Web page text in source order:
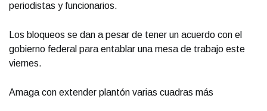
periodistas y funcionarios.
Los bloqueos se dan a pesar de tener un acuerdo con el
gobierno federal para entablar una mesa de trabajo este
viernes.
Amaga con extender plantón varias cuadras más